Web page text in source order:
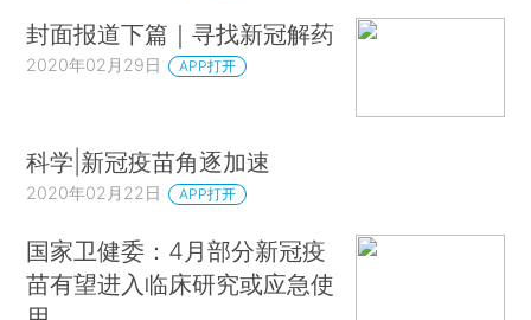
封面报道下篇｜寻找新冠解药
2020年02月29日 APP打开
科学|新冠疫苗角逐加速
2020年02月22日 APP打开
国家卫健委：4月部分新冠疫
苗有望进入临床研究或应急使